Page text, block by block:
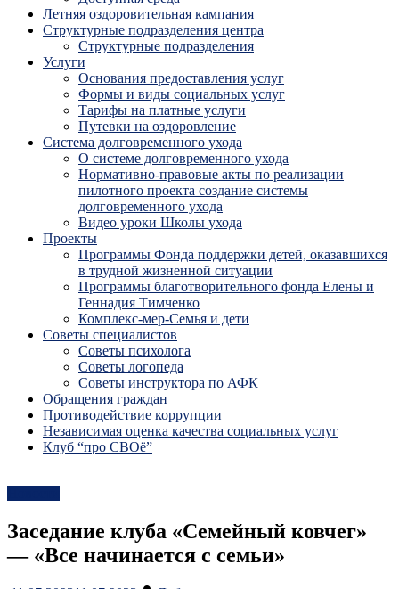
Летняя оздоровительная кампания
Структурные подразделения центра
Структурные подразделения
Услуги
Основания предоставления услуг
Формы и виды социальных услуг
Тарифы на платные услуги
Путевки на оздоровление
Система долговременного ухода
О системе долговременного ухода
Нормативно-правовые акты по реализации
пилотного проекта создание системы
долговременного ухода
Видео уроки Школы ухода
Проекты
Программы Фонда поддержки детей, оказавшихся
в трудной жизненной ситуации
Программы благотворительного фонда Елены и
Геннадия Тимченко
Комплекс-мер-Семья и дети
Советы специалистов
Советы психолога
Советы логопеда
Советы инструктора по АФК
Обращения граждан
Противодействие коррупции
Независимая оценка качества социальных услуг
Клуб “про СВОё”
Заседание клуба «Семейный ковчег»
— «Все начинается с семьи»